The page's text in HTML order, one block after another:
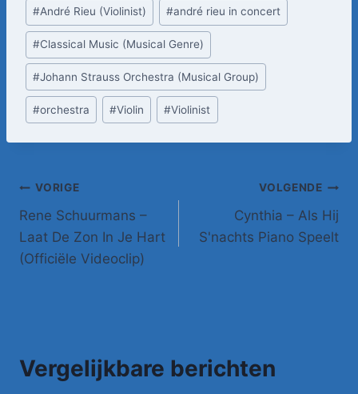
#André Rieu (Violinist) #andré rieu in concert
#Classical Music (Musical Genre)
#Johann Strauss Orchestra (Musical Group)
#orchestra #Violin #Violinist
Bericht
navigatie
VORIGE
Rene Schuurmans –
Laat De Zon In Je Hart
(Officiële Videoclip)
VOLGENDE
Cynthia – Als Hij
S'nachts Piano Speelt
Vergelijkbare berichten